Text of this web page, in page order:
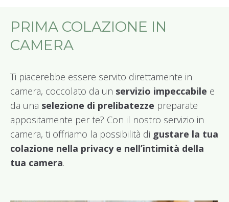
PRIMA COLAZIONE IN
CAMERA
Ti piacerebbe essere servito direttamente in
camera, coccolato da un servizio impeccabile e
da una selezione di prelibatezze preparate
appositamente per te? Con il nostro servizio in
camera, ti offriamo la possibilità di gustare la tua
colazione nella privacy e nell’intimità della
tua camera.